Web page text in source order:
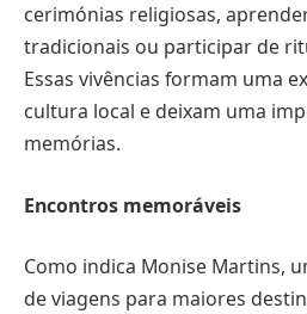
cerimónias religiosas,
tradicionais ou participar de
Essas vivências formam uma
cultura local e deixam uma
memórias.
Encontros memoráveis
Como indica Monise Martins,
de viagens para maiores